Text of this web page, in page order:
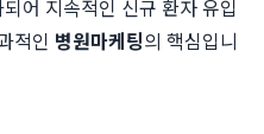
어 지속적인 신규 환자 유입
적인 병원마케팅의 핵심입니